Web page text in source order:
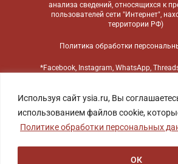
Используя сайт ysia.ru, Вы
использованием файлов cookie,
Политике обработки персональных
ОК
анализа сведений, относящихся к
пользователей сети "Интернет",
территории РФ)
Политика обработки
*Facebook, Instagram, WhatsApp,